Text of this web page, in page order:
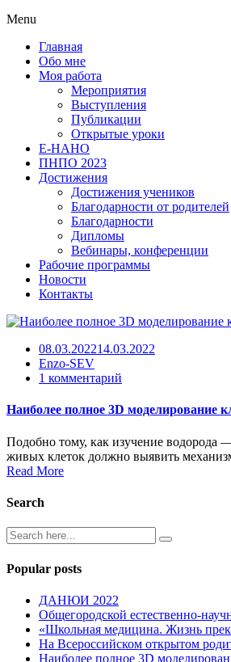
Menu
Главная
Обо мне
Моя работа
Мероприятия
Выступления
Публикации
Открытые уроки
Е-НАНО
ПНПО 2023
Достижения
Достижения учеников
Благодарности от родителей
Благодарности
Дипломы
Вебинары, конференции
Рабочие программы
Новости
Контакты
08.03.202214.03.2022
Enzo-SEV
1 комментарий
Наиболее
полное
моделирование
клетки
Наиболее полное 3D моделирование
Подобно тому, как изучение водорода
живых клеток должно выявить
Read More
Search
Popular posts
ДАНЮИ 2022
Общегородской естественно-
«Школьная медицина. Жизнь
На Всероссийском открытом
Наиболее полное 3D